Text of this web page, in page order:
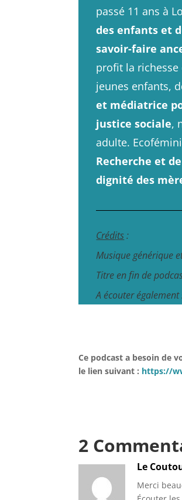
passé 11 ans à
des enfants et
savoir-faire
profit la richesse
jeunes enfants,
et médiatrice
justice sociale,
adulte.
Recherche et
dignité des
Crédits:
Musique générique
Titre en fin de
A écouter
Ce podcast a besoin de
le lien suivant : https://
2
Le
Merci